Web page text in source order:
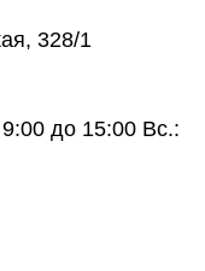
328/1
до 15:00 Вс.: